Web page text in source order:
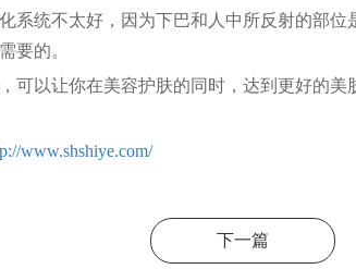
统不太好，因为下巴和人中所反射的部位
要的。
以让你在美容护肤的同时，达到更好的美
www.shshiye.com/
下一篇